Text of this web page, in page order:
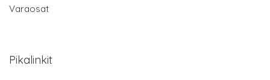
Varaosat
Pikalinkit